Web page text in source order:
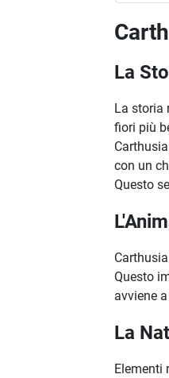
La
La storia
fiori più
con un
Questo
Questo
avviene
La
Elementi